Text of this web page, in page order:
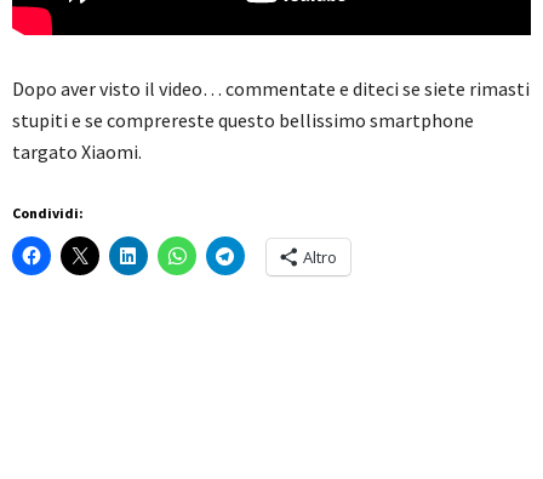
Dopo aver visto il video… commentate e diteci se siete rimasti
stupiti e se comprereste questo bellissimo smartphone
targato Xiaomi.
Condividi:
Altro